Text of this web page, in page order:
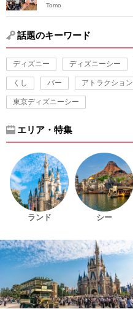
Tomo
話題のキーワード
ディズニー ディズニーシー
くし バー アトラクション
東京ディズニーシー
エリア・特集
ランド シー